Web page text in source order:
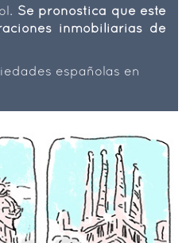
Se pronostica que este
inmobiliarias de
españolas en